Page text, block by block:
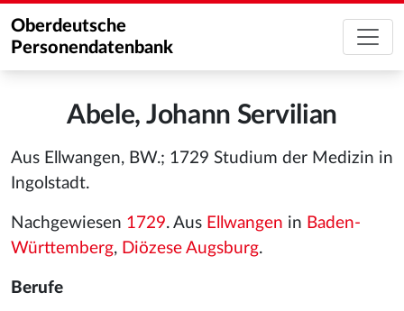
Oberdeutsche
Personendatenbank
Abele, Johann Servilian
Aus Ellwangen, BW.; 1729 Studium der Medizin in
Ingolstadt.
Nachgewiesen 1729. Aus Ellwangen in Baden-
Württemberg, Diözese Augsburg.
Berufe